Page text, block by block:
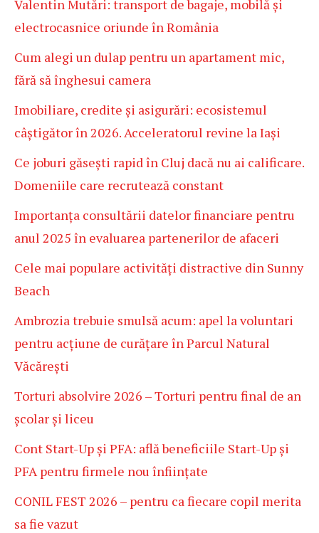
Valentin Mutări: transport de bagaje, mobilă și
electrocasnice oriunde în România
Cum alegi un dulap pentru un apartament mic,
fără să înghesui camera
Imobiliare, credite și asigurări: ecosistemul
câștigător în 2026. Acceleratorul revine la Iași
Ce joburi găsești rapid în Cluj dacă nu ai calificare.
Domeniile care recrutează constant
Importanța consultării datelor financiare pentru
anul 2025 în evaluarea partenerilor de afaceri
Cele mai populare activități distractive din Sunny
Beach
Ambrozia trebuie smulsă acum: apel la voluntari
pentru acțiune de curățare în Parcul Natural
Văcărești
Torturi absolvire 2026 – Torturi pentru final de an
școlar și liceu
Cont Start-Up și PFA: află beneficiile Start-Up și
PFA pentru firmele nou înființate
CONIL FEST 2026 – pentru ca fiecare copil merita
sa fie vazut